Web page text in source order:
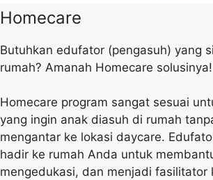
Homecare
Butuhkan edufator (pengasuh) yang
rumah? Amanah Homecare solusinya!
Homecare program sangat sesuai
yang ingin anak diasuh di rumah
mengantar ke lokasi daycare.
hadir ke rumah Anda untuk
mengedukasi, dan menjadi fasilitator